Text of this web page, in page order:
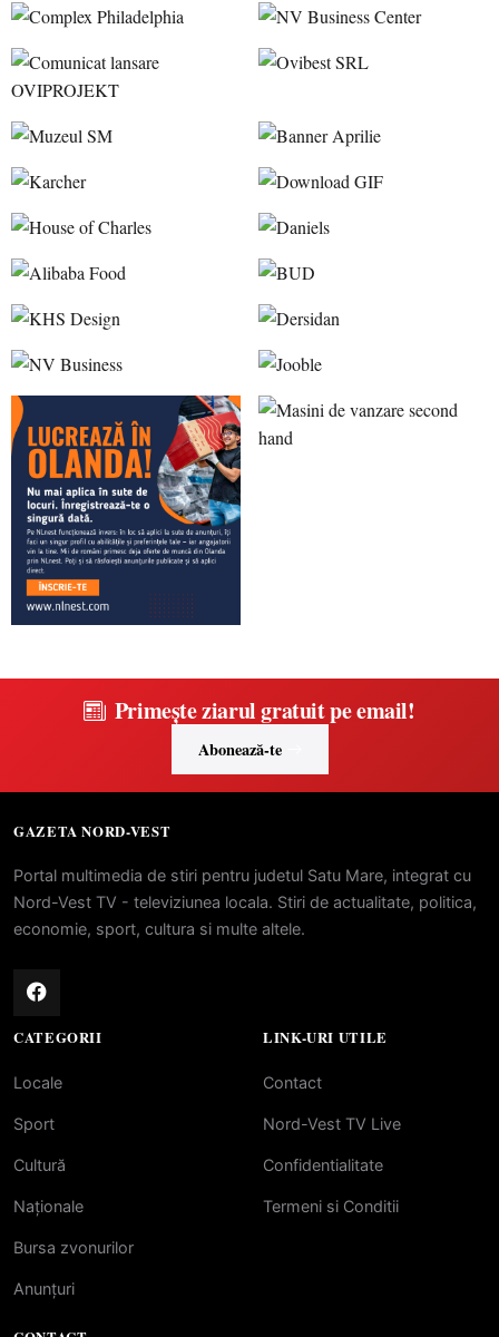
Primește ziarul gratuit pe email!
Abonează-te
GAZETA NORD-VEST
Portal multimedia de stiri pentru judetul Satu Mare, integrat cu
Nord-Vest TV - televiziunea locala. Stiri de actualitate, politica,
economie, sport, cultura si multe altele.
CATEGORII
Locale
Sport
Cultură
Naționale
Bursa zvonurilor
Anunțuri
LINK-URI UTILE
Contact
Nord-Vest TV Live
Confidentialitate
Termeni si Conditii